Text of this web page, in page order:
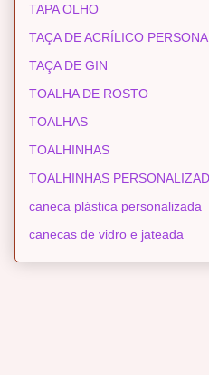
TAPA OLHO
TAÇA DE ACRÍLICO
TAÇA DE GIN
TOALHA DE ROSTO
TOALHAS
TOALHINHAS
TOALHINHAS
caneca plástica personalizada
canecas de vidro e jateada